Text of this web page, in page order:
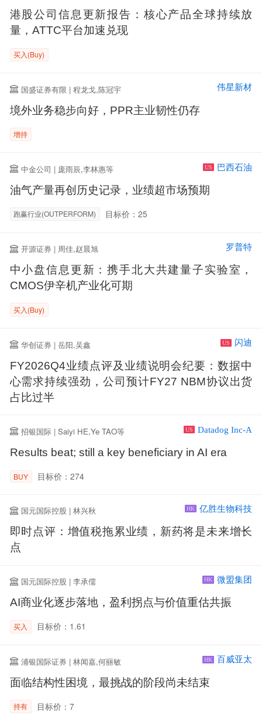
港股公司信息更新报告：核心产品全球持续放
量，ATTC平台加速兑现
买入(Buy)
国盛证券有限 | 程龙戈,陈冠宇 伟星新材
境外业务稳步向好，PPR主业韧性仍存
增持
中金公司 | 庞雨辰,李林惠等 US 巴西石油
油气产量再创历史记录，业绩超市场预期
跑赢行业(OUTPERFORM) 目标价：25
开源证券 | 周佳,赵晨旭 罗普特
中小盘信息更新：携手北大共建量子实验室，
CMOS伊辛机产业化可期
买入(Buy)
华创证券 | 岳阳,吴鑫 US 闪迪
FY2026Q4业绩点评及业绩说明会纪要：数据中
心需求持续强劲，公司预计FY27 NBM协议出货
占比过半
招银国际 | Saiyi HE,Ye TAO等 US Datadog Inc-A
Results beat; still a key beneficiary in AI era
BUY 目标价：274
国元国际控股 | 林兴秋 HK 亿胜生物科技
即时点评：增值税拖累业绩，新药将是未来增长
点
国元国际控股 | 李承儒 HK 微盟集团
AI商业化逐步落地，盈利拐点与价值重估共振
买入 目标价：1.61
浦银国际证券 | 林闻嘉,何丽敏 HK 百威亚太
面临结构性困境，最挑战的阶段尚未结束
持有 目标价：7